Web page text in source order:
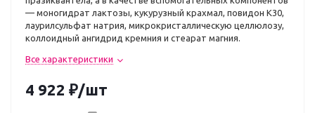
— моногидрат лактозы, кукурузный крахмал, повидон К30,
лаурилсульфат натрия, микрокристаллическую целлюлозу,
коллоидный ангидрид кремния и стеарат магния.
Все характеристики
4 922 ₽/шт